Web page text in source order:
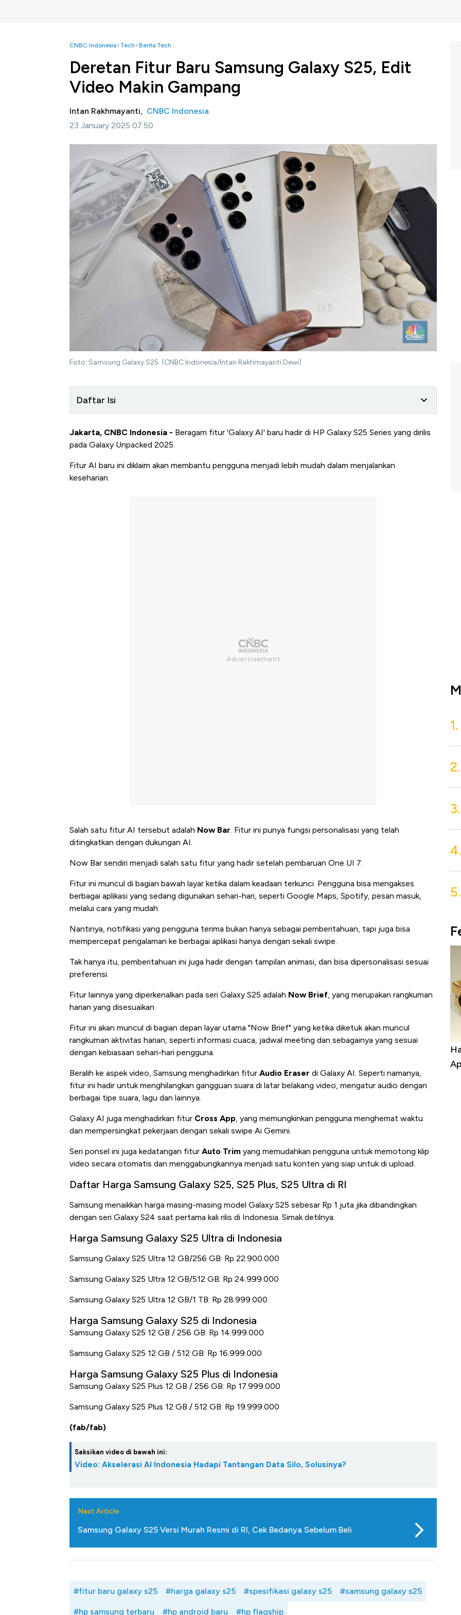
CNBC Indonesia Tech Berita Tech
Deretan Fitur Baru Samsung Galaxy S25, Edit
Video Makin Gampang
Intan Rakhmayanti, CNBC Indonesia
23 January 2025 07:50
Foto: Samsung Galaxy S25. (CNBC Indonesia/Intan Rakhmayanti Dewi)
Daftar Isi
Jakarta, CNBC Indonesia - Beragam fitur 'Galaxy AI' baru hadir di HP Galaxy S25 Series yang dirilis
pada Galaxy Unpacked 2025.
Fitur AI baru ini diklaim akan membantu pengguna menjadi lebih mudah dalam menjalankan
keseharian.
Salah satu fitur AI tersebut adalah Now Bar. Fitur ini punya fungsi personalisasi yang telah
ditingkatkan dengan dukungan AI.
Now Bar sendiri menjadi salah satu fitur yang hadir setelah pembaruan One UI 7.
Fitur ini muncul di bagian bawah layar ketika dalam keadaan terkunci. Pengguna bisa mengakses
berbagai aplikasi yang sedang digunakan sehari-hari, seperti Google Maps, Spotify, pesan masuk,
melalui cara yang mudah.
Nantinya, notifikasi yang pengguna terima bukan hanya sebagai pemberitahuan, tapi juga bisa
mempercepat pengalaman ke berbagai aplikasi hanya dengan sekali swipe.
Tak hanya itu, pemberitahuan ini juga hadir dengan tampilan animasi, dan bisa dipersonalisasi sesuai
preferensi.
Fitur lainnya yang diperkenalkan pada seri Galaxy S25 adalah Now Brief, yang merupakan rangkuman
harian yang disesuaikan.
Fitur ini akan muncul di bagian depan layar utama "Now Brief" yang ketika diketuk akan muncul
rangkuman aktivitas harian, seperti informasi cuaca, jadwal meeting dan sebagainya yang sesuai
dengan kebiasaan sehari-hari pengguna.
Beralih ke aspek video, Samsung menghadirkan fitur Audio Eraser di Galaxy AI. Seperti namanya,
fitur ini hadir untuk menghilangkan gangguan suara di latar belakang video, mengatur audio dengan
berbagai tipe suara, lagu dan lainnya.
Galaxy AI juga menghadirkan fitur Cross App, yang memungkinkan pengguna menghemat waktu
dan mempersingkat pekerjaan dengan sekali swipe Ai Gemini.
Seri ponsel ini juga kedatangan fitur Auto Trim yang memudahkan pengguna untuk memotong klip
video secara otomatis dan menggabungkannya menjadi satu konten yang siap untuk di upload.
Daftar Harga Samsung Galaxy S25, S25 Plus, S25 Ultra di RI
Samsung menaikkan harga masing-masing model Galaxy S25 sebesar Rp 1 juta jika dibandingkan
dengan seri Galaxy S24 saat pertama kali rilis di Indonesia. Simak detilnya:
Harga Samsung Galaxy S25 Ultra di Indonesia
Samsung Galaxy S25 Ultra 12 GB/256 GB: Rp 22.900.000
Samsung Galaxy S25 Ultra 12 GB/512 GB: Rp 24.999.000
Samsung Galaxy S25 Ultra 12 GB/1 TB: Rp 28.999.000
Harga Samsung Galaxy S25 di Indonesia
Samsung Galaxy S25 12 GB / 256 GB: Rp 14.999.000
Samsung Galaxy S25 12 GB / 512 GB: Rp 16.999.000
Harga Samsung Galaxy S25 Plus di Indonesia
Samsung Galaxy S25 Plus 12 GB / 256 GB: Rp 17.999.000
Samsung Galaxy S25 Plus 12 GB / 512 GB: Rp 19.999.000
(fab/fab)
Saksikan video di bawah ini:
Video: Akselerasi AI Indonesia Hadapi Tantangan Data Silo, Solusinya?
Next Article
Samsung Galaxy S25 Versi Murah Resmi di RI, Cek Bedanya Sebelum Beli
#fitur baru galaxy s25 #harga galaxy s25 #spesifikasi galaxy s25 #samsung galaxy s25
#hp samsung terbaru #hp android baru #hp flagship
1.
2.
3.
4.
5.
Harga Batu Bara Bangkit, Ada Kabar